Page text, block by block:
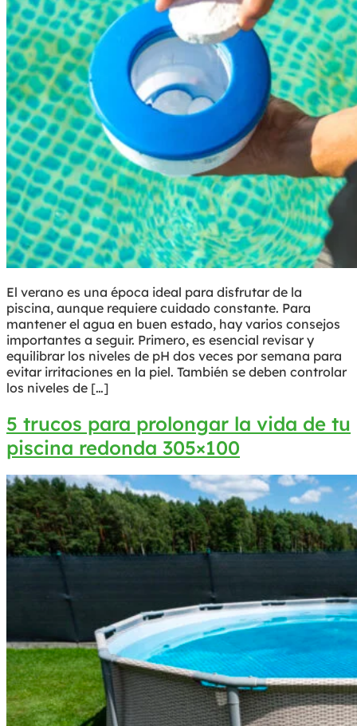
El verano es una época ideal para disfrutar de la
piscina, aunque requiere cuidado constante. Para
mantener el agua en buen estado, hay varios consejos
importantes a seguir. Primero, es esencial revisar y
equilibrar los niveles de pH dos veces por semana para
evitar irritaciones en la piel. También se deben controlar
los niveles de […]
5 trucos para prolongar la vida de tu
piscina redonda 305×100